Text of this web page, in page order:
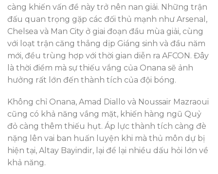
càng khiến vấn đề này trở nên nan giải. Những trận
đấu quan trọng gặp các đối thủ mạnh như Arsenal,
Chelsea và Man City ở giai đoạn đầu mùa giải, cùng
với loạt trận căng thẳng dịp Giáng sinh và đầu năm
mới, đều trùng hợp với thời gian diễn ra AFCON. Đây
là thời điểm mà sự thiếu vắng của Onana sẽ ảnh
hưởng rất lớn đến thành tích của đội bóng.
Không chỉ Onana, Amad Diallo và Noussair Mazraoui
cũng có khả năng vắng mặt, khiến hàng ngũ Quỷ
đỏ càng thêm thiếu hụt. Áp lực thành tích càng đè
nặng lên vai ban huấn luyện khi mà thủ môn dự bị
hiện tại, Altay Bayindir, lại để lại nhiều dấu hỏi lớn về
khả năng.